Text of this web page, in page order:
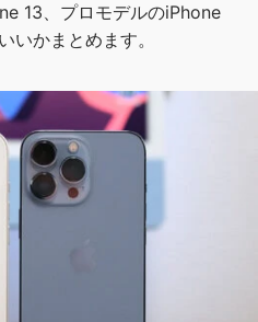
13、プロモデルのiPhone
いかまとめます。